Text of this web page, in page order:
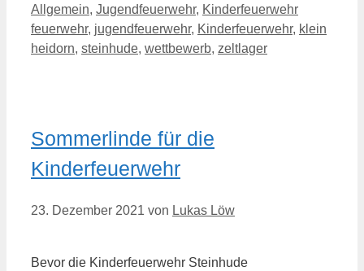
Kategorien
Allgemein, Jugendfeuerwehr, Kinderfeuerwehr
feuerwehr, jugendfeuerwehr, Kinderfeuerwehr, klein
heidorn, steinhude, wettbewerb, zeltlager
Sommerlinde für die
Kinderfeuerwehr
23. Dezember 2021 von Lukas Löw
Bevor die Kinderfeuerwehr Steinhude